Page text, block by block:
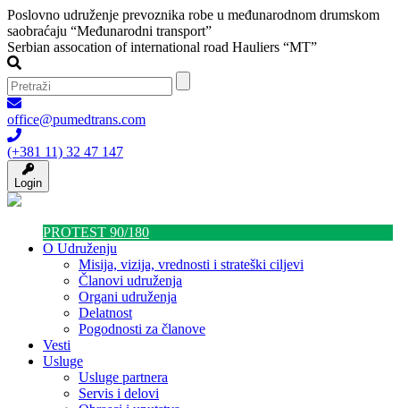
Poslovno udruženje prevoznika robe u međunarodnom drumskom
saobraćaju “Međunarodni transport”
Serbian assocation of international road Hauliers “MT”
office@pumedtrans.com
(+381 11) 32 47 147
Login
PROTEST 90/180
O Udruženju
Misija, vizija, vrednosti i strateški ciljevi
Članovi udruženja
Organi udruženja
Delatnost
Pogodnosti za članove
Vesti
Usluge
Usluge partnera
Servis i delovi